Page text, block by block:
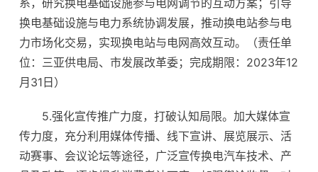
系，研究换电基础设施参与电网调节的互动方案；引导
换电基础设施与电力系统协调发展，推动换电站参与电
力市场化交易，实现换电站与电网高效互动。（责任单
位：三亚供电局、市发展改革委；完成期限：2023年12
月31日）
5.强化宣传推广力度，打破认知局限。加大媒体宣
传力度，充分利用媒体传播、线下宣讲、展览展示、活
动赛事、会议论坛等途径，广泛宣传换电汽车技术、产